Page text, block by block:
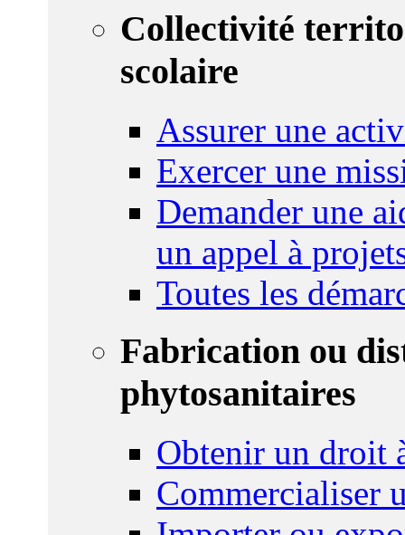
Collectivité
scolaire
Assurer une
Exercer une
Demander une
un appel à
Toutes les
Fabrication ou
phytosanitaires
Obtenir un droit
Commercialiser